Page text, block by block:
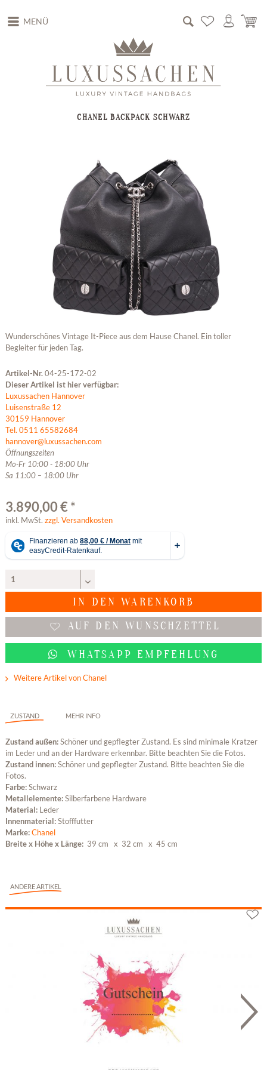
MENÜ
CHANEL BACKPACK SCHWARZ
Wunderschönes Vintage It-Piece aus dem Hause Chanel. Ein toller
Begleiter für jeden Tag.
Artikel-Nr.04-25-172-02
Dieser Artikel ist hier verfügbar:
Luxussachen Hannover
Luisenstraße 12
30159 Hannover
Tel. 0511 65582684
hannover@luxussachen.com
Öffnungszeiten
Mo-Fr 10:00 - 18:00 Uhr
Sa 11:00 – 18:00 Uhr
3.890,00 € *
inkl. MwSt. zzgl. Versandkosten
IN DEN WARENKORB
AUF DEN WUNSCHZETTEL
WHATSAPP EMPFEHLUNG
Weitere Artikel von Chanel
ZUSTAND MEHR INFO
Zustand außen:Schöner und gepflegter Zustand. Es sind minimale Kratzer
im Leder und an der Hardware erkennbar. Bitte beachten Sie die Fotos.
Zustand innen:Schöner und gepflegter Zustand. Bitte beachten Sie die
Fotos.
Farbe:Schwarz
Metallelemente:Silberfarbene Hardware
Material: Leder
Innenmaterial:Stofffutter
Marke:Chanel
Breite x Höhe x Länge: 39 cm x 32 cm x 45 cm
ANDERE ARTIKEL
Geschenkgutschein